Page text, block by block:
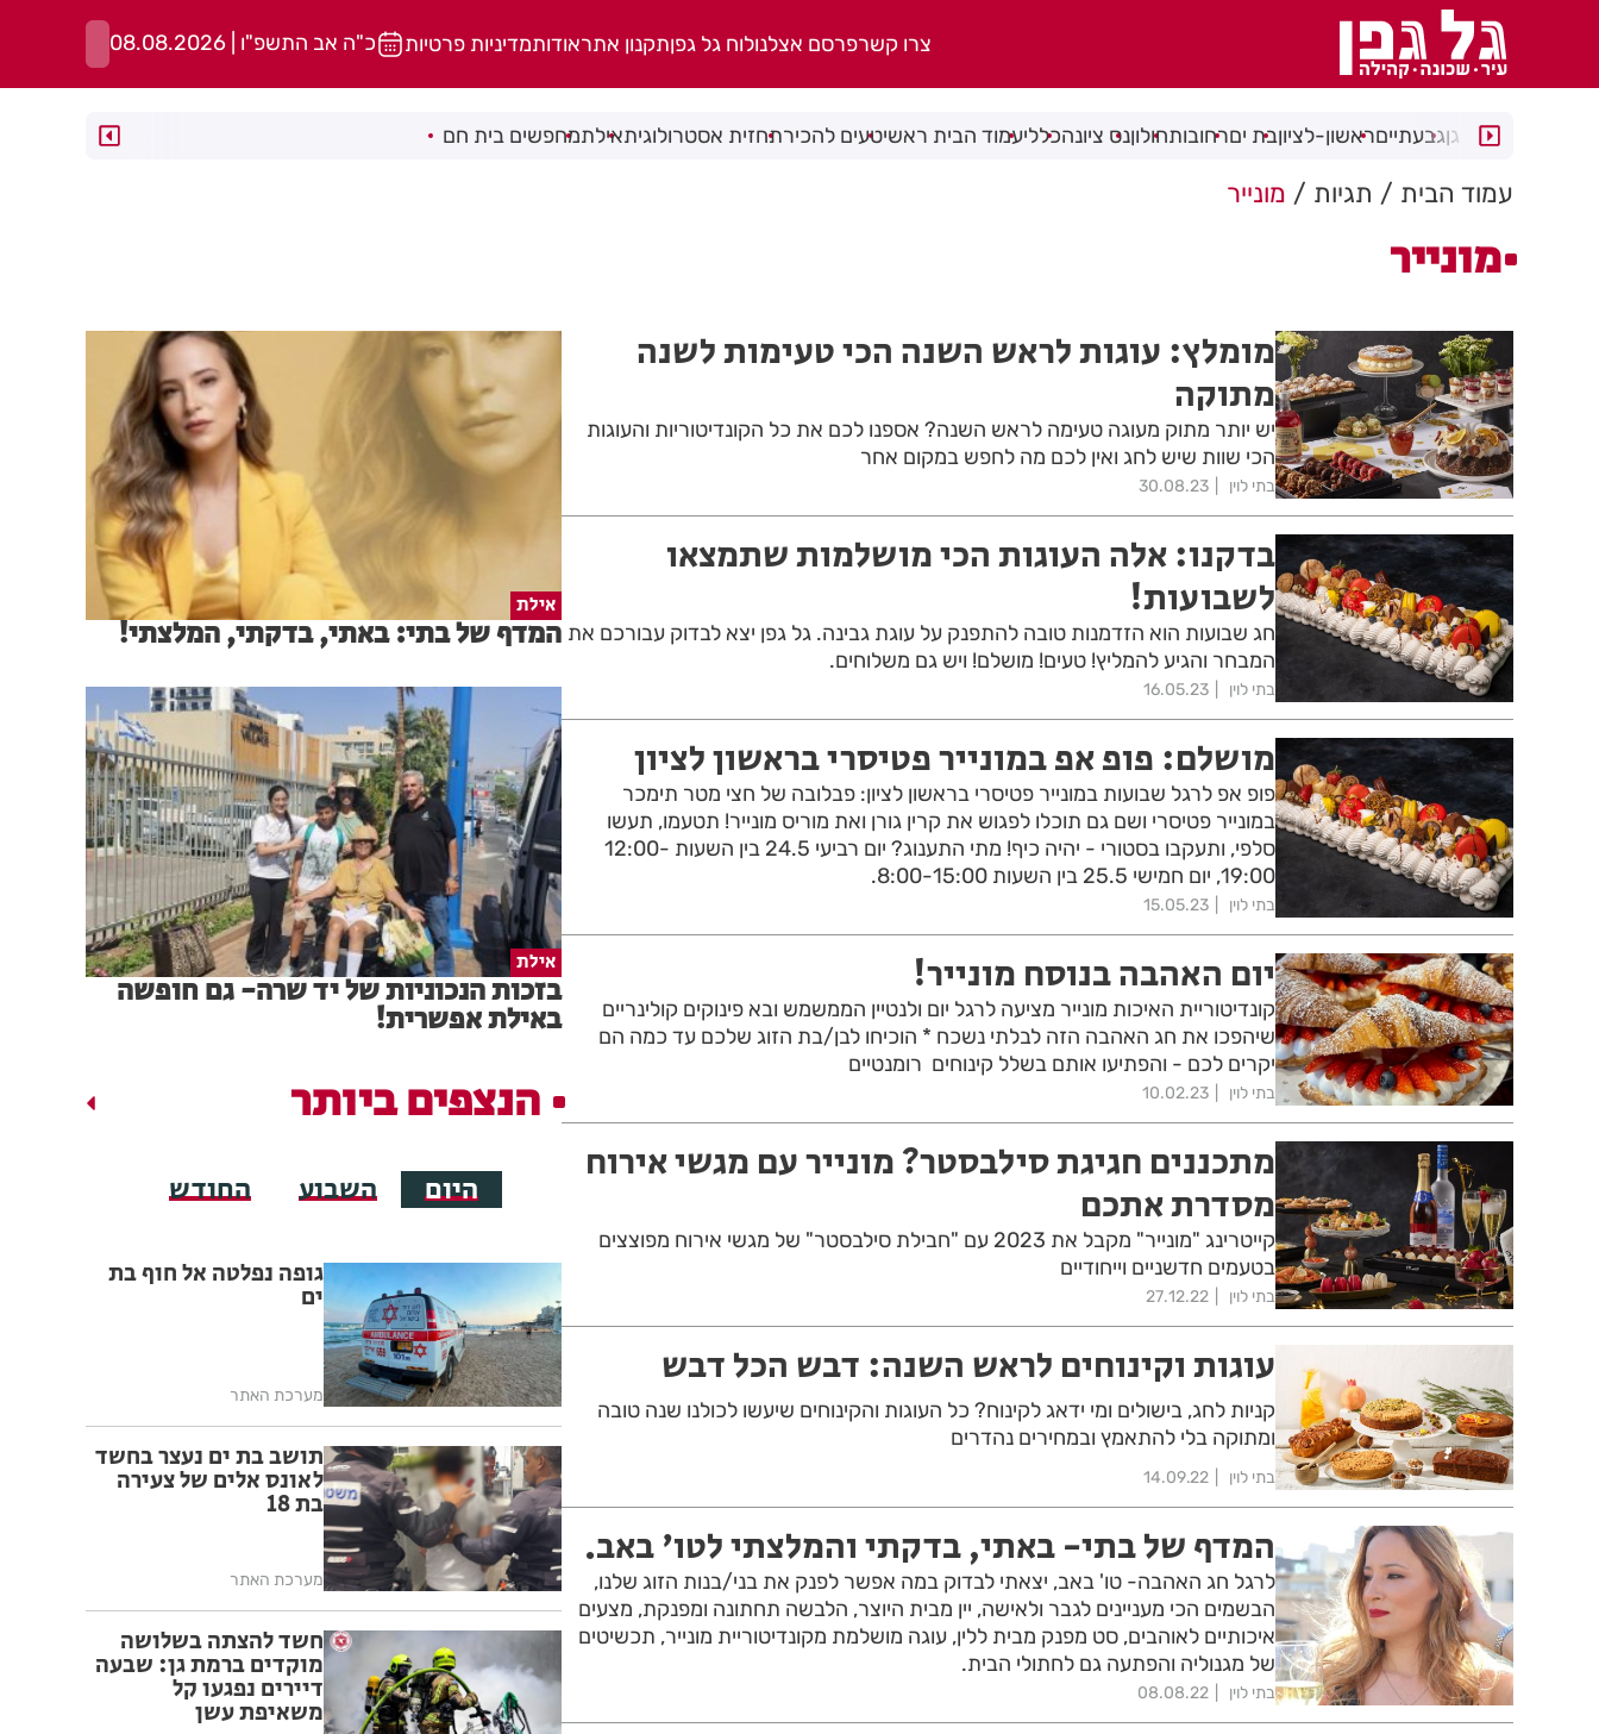
צרו קשרפרסם אצלנולוח גל גפןתקנון אתראודותמדיניות פרטיות כ"ה אב התשפ"ו | 08.08.2026
רמת גןגבעתייםראשון-לציוןבת יםרחובותחולוןנס ציונהכלליעמוד הבית ראשיטעים להכירתחזית אסטרולוגיתאילתמחפשים בית חם
עמוד הבית תגיות מונייר
מונייר
מומלץ: עוגות לראש השנה הכי טעימות לשנה
מתוקה
יש יותר מתוק מעוגה טעימה לראש השנה? אספנו לכם את כל הקונדיטוריות והעוגות
הכי שוות שיש לחג ואין לכם מה לחפש במקום אחר
בתי לוין 30.08.23
בדקנו: אלה העוגות הכי מושלמות שתמצאו
לשבועות!
חג שבועות הוא הזדמנות טובה להתפנק על עוגת גבינה. גל גפן יצא לבדוק עבורכם את
המבחר והגיע להמליץ! טעים! מושלם! ויש גם משלוחים.
בתי לוין 16.05.23
מושלם: פופ אפ במונייר פטיסרי בראשון לציון
פופ אפ לרגל שבועות במונייר פטיסרי בראשון לציון: פבלובה של חצי מטר תימכר
במונייר פטיסרי ושם גם תוכלו לפגוש את קרין גורן ואת מוריס מונייר! תטעמו, תעשו
סלפי, ותעקבו בסטורי - יהיה כיף! מתי התענוג? יום רביעי 24.5 בין השעות 12:00-
19:00, יום חמישי 25.5 בין השעות 8:00-15:00.
בתי לוין 15.05.23
יום האהבה בנוסח מונייר!
קונדיטוריית האיכות מונייר מציעה לרגל יום ולנטיין הממשמש ובא פינוקים קולינריים
שיהפכו את חג האהבה הזה לבלתי נשכח * הוכיחו לבן/בת הזוג שלכם עד כמה הם
יקרים לכם - והפתיעו אותם בשלל קינוחים רומנטיים
בתי לוין 10.02.23
מתכננים חגיגת סילבסטר? מונייר עם מגשי אירוח
מסדרת אתכם
קייטרינג "מונייר" מקבל את 2023 עם "חבילת סילבסטר" של מגשי אירוח מפוצצים
בטעמים חדשניים וייחודיים
בתי לוין 27.12.22
עוגות וקינוחים לראש השנה: דבש הכל דבש
קניות לחג, בישולים ומי ידאג לקינוח? כל העוגות והקינוחים שיעשו לכולנו שנה טובה
ומתוקה בלי להתאמץ ובמחירים נהדרים
בתי לוין 14.09.22
המדף של בתי- באתי, בדקתי והמלצתי לטו' באב.
לרגל חג האהבה- טו' באב, יצאתי לבדוק במה אפשר לפנק את בני/בנות הזוג שלנו,
הבשמים הכי מעניינים לגבר ולאישה, יין מבית היוצר, הלבשה תחתונה ומפנקת, מצעים
איכותיים לאוהבים, סט מפנק מבית ללין, עוגה מושלמת מקונדיטוריית מונייר, תכשיטים
של מגנוליה והפתעה גם לחתולי הבית.
בתי לוין 08.08.22
אילת
המדף של בתי: באתי, בדקתי, המלצתי!
אילת
בזכות הנכוניות של יד שרה- גם חופשה
באילת אפשרית!
הנצפים ביותר
היום השבוע החודש
גופה נפלטה אל חוף בת
ים
מערכת האתר
תושב בת ים נעצר בחשד
לאונס אלים של צעירה
בת 18
מערכת האתר
חשד להצתה בשלושה
מוקדים ברמת גן: שבעה
דיירים נפגעו קל
משאיפת עשן